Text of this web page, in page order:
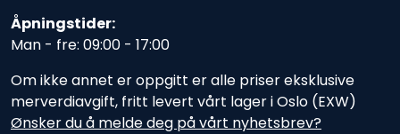
Åpningstider:
Man - fre: 09:00 - 17:00
Om ikke annet er oppgitt er alle priser eksklusive
merverdiavgift, fritt levert vårt lager i Oslo (EXW)
Ønsker du å melde deg på vårt nyhetsbrev?